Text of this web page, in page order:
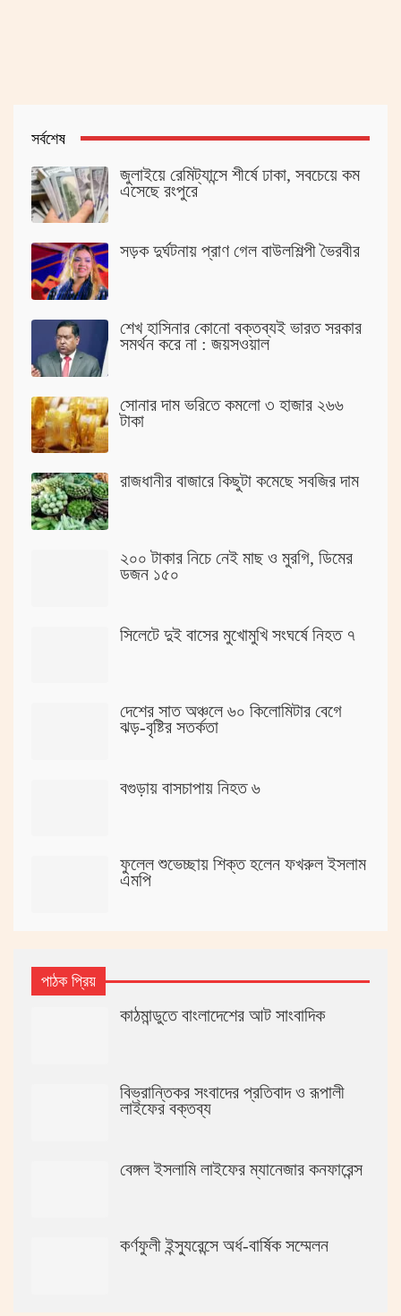
সর্বশেষ
জুলাইয়ে রেমিট্যান্সে শীর্ষে ঢাকা, সবচেয়ে কম
এসেছে রংপুরে
সড়ক দুর্ঘটনায় প্রাণ গেল বাউলশিল্পী ভৈরবীর
‌শেখ হাসিনার কোনো বক্তব্যই ভারত সরকার
সমর্থন করে না : জয়সওয়াল
সোনার দাম ভরিতে কমলো ৩ হাজার ২৬৬
টাকা
রাজধানীর বাজারে কিছুটা কমেছে সবজির দাম
২০০ টাকার নিচে নেই মাছ ও মুরগি, ডিমের
ডজন ১৫০
সিলেটে দুই বাসের মুখোমুখি সংঘর্ষে নিহত ৭
দেশের সাত অঞ্চলে ৬০ কিলোমিটার বেগে
ঝড়-বৃষ্টির সতর্কতা
বগুড়ায় বাসচাপায় নিহত ৬
ফুলেল শুভেচ্ছায় শিক্ত হলেন ফখরুল ইসলাম
এমপি
পাঠক প্রিয়
কাঠমান্ডুতে বাংলাদেশের আট সাংবাদিক
বিভ্রান্তিকর সংবাদের প্রতিবাদ ও রূপালী
লাইফের বক্তব্য
বেঙ্গল ইসলামি লাইফের ম্যানেজার কনফারেন্স
কর্ণফুলী ইন্স্যুরেন্সে অর্ধ-বার্ষিক সম্মেলন